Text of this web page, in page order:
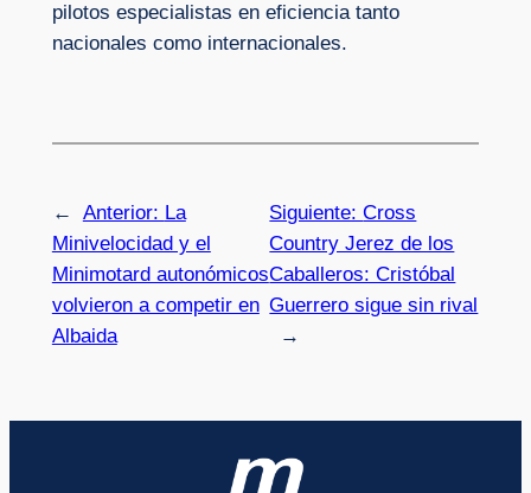
pilotos especialistas en eficiencia tanto
nacionales como internacionales.
← Anterior: La
Minivelocidad y el
Minimotard autonómicos
volvieron a competir en
Albaida
Siguiente:Cross
Country Jerez de los
Caballeros: Cristóbal
Guerrero sigue sin rival
→